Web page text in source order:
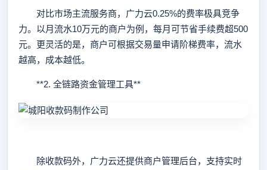
对比市场主流服务商，广力云0.25%的费率极具竞争
力。以月流水10万元的商户为例，每月可节省手续费超500
元。更灵活的是，商户可根据交易量申请阶梯费率，流水
越高，成本越低。
**2. 全链路资金管理工具**
除收款码外，广力云还提供商户管理后台，支持实时